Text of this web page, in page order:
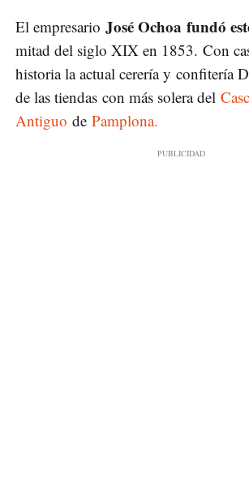
El empresario José Ochoa fundó
mitad del siglo XIX en 1853. Con
historia la actual cerería y confitería
de las tiendas con más solera del
Antiguo de Pamplona.